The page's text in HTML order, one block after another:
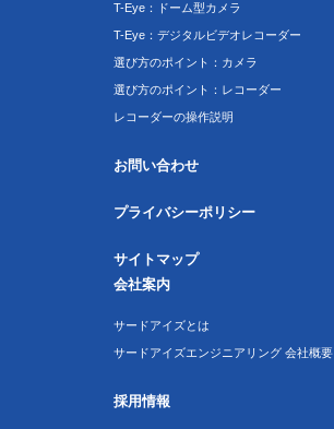
T-Eye：ドーム型カメラ
T-Eye：デジタルビデオレコーダー
選び方のポイント：カメラ
選び方のポイント：レコーダー
レコーダーの操作説明
お問い合わせ
プライバシーポリシー
サイトマップ
会社案内
サードアイズとは
サードアイズエンジニアリング 会社概要
採用情報